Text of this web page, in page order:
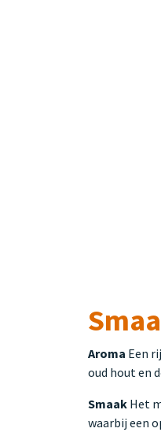
Aroma Een
oud hout en
Smaak Het
waarbij een